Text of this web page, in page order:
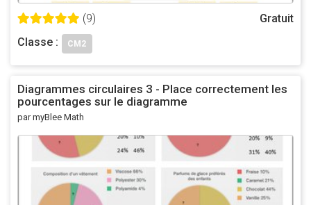
(9)
Gratuit
Classe :
CM2
Diagrammes circulaires 3 - Place correctement les
pourcentages sur le diagramme
par myBlee Math